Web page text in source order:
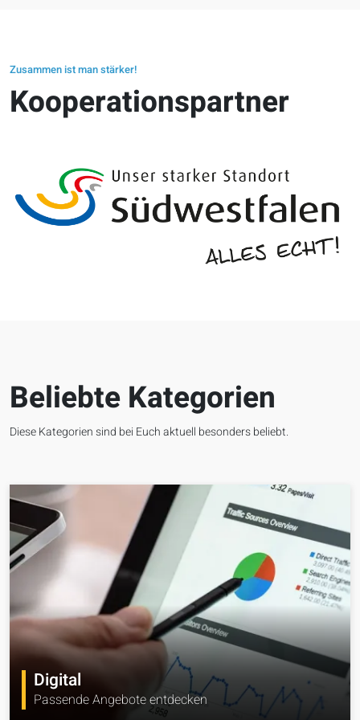
Zusammen ist man stärker!
Kooperationspartner
Beliebte Kategorien
Diese Kategorien sind bei Euch aktuell besonders beliebt.
Digital
Passende Angebote entdecken